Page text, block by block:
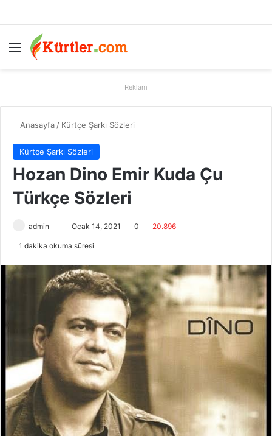
Menü
Reklam
Anasayfa / Kürtçe Şarkı Sözleri
Kürtçe Şarkı Sözleri
Hozan Dino Emir Kuda Çu
Türkçe Sözleri
admin
-
o
s
g
n
e
Ocak 14, 2021 0 20.896
1 dakika okuma süresi